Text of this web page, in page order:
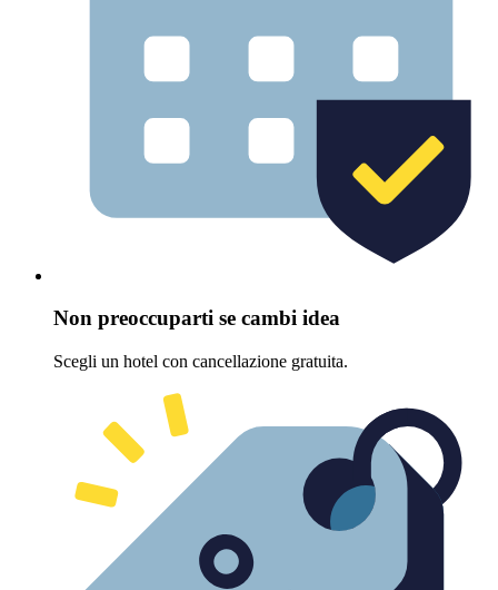
Non preoccuparti se cambi idea
Scegli un hotel con cancellazione gratuita.